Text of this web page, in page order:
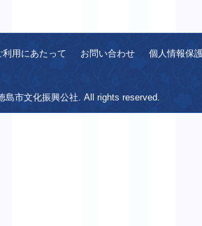
用にあたって お問い合わせ 個人情報保
島市文化振興公社. All rights reserved.